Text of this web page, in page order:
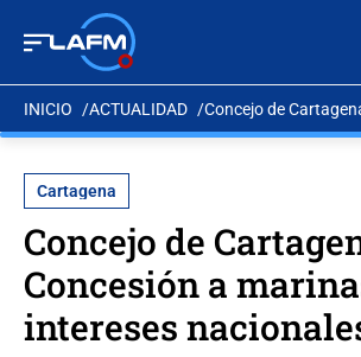
INICIO ACTUALIDAD Concejo de
Cartagena
Concejo de
Concesión a
intereses